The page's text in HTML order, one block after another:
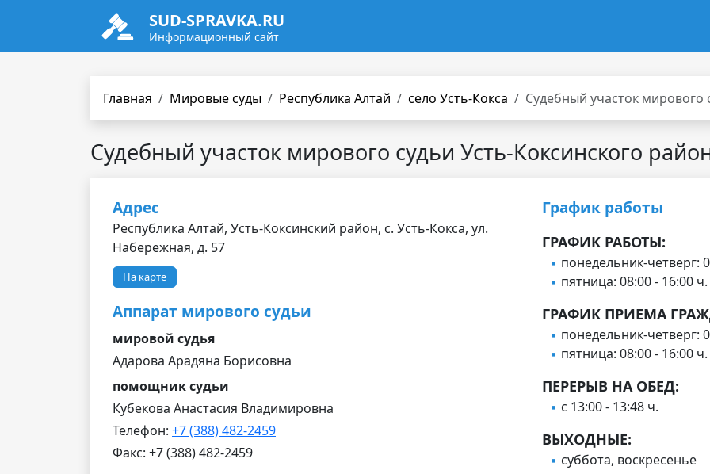
SUD-SPRAVKA.RU
Информационный сайт
Главная Мировые суды Республика Алтай село Усть-Кокса Судебный участок мирового
Судебный участок мирового судьи Усть-Коксинского
Адрес
Республика Алтай, Усть-Коксинский район, с. Усть-Кокса, ул.
Набережная, д. 57
На карте
Аппарат мирового судьи
мировой судья
Адарова Арадяна Борисовна
помощник судьи
Кубекова Анастасия Владимировна
Телефон: +7 (388) 482-2459
Факс: +7 (388) 482-2459
График работы
ГРАФИК РАБОТЫ:
понедельник-четверг:
пятница: 08:00 - 16:00 ч.
ГРАФИК ПРИЕМА
понедельник-четверг:
пятница: 08:00 - 16:00 ч.
ПЕРЕРЫВ НА ОБЕД:
с 13:00 - 13:48 ч.
ВЫХОДНЫЕ:
суббота, воскресенье